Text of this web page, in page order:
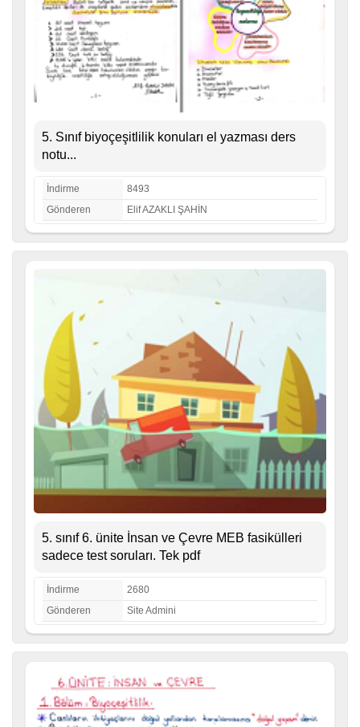
5. Sınıf biyoçeşitlilik konuları el yazması ders
notu...
İndirme
8493
Gönderen
Elif AZAKLI ŞAHİN
5. sınıf 6. ünite İnsan ve Çevre MEB fasikülleri
sadece test soruları. Tek pdf
İndirme
2680
Gönderen
Site Admini